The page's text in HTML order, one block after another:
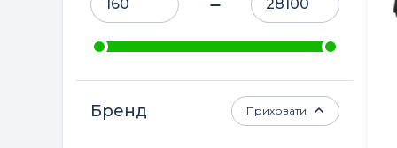
Бренд Приховати